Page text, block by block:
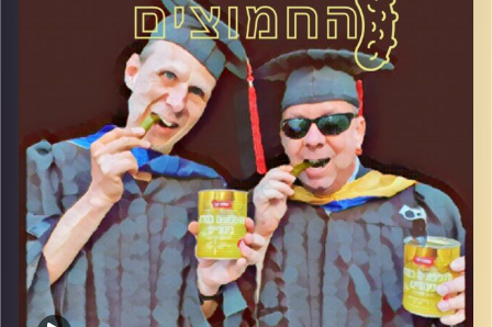
קרדיט תמונות:AudioVersity